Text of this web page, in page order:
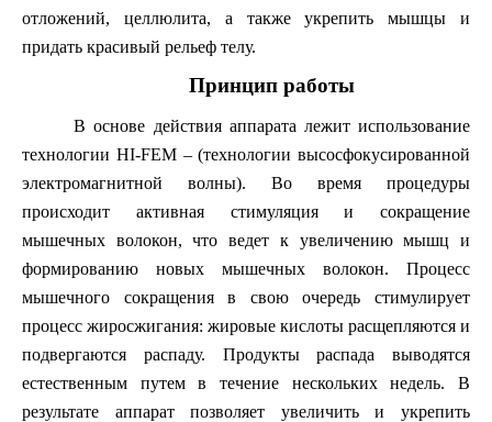
отложений, целлюлита, а также укрепить мышцы и
придать красивый рельеф телу.
Принцип работы
В основе действия аппарата лежит использование
технологии HI-FEM – (технологии высосфокусированной
электромагнитной волны). Во время процедуры
происходит активная стимуляция и сокращение
мышечных волокон, что ведет к увеличению мышц и
формированию новых мышечных волокон. Процесс
мышечного сокращения в свою очередь стимулирует
процесс жиросжигания: жировые кислоты расщепляются и
подвергаются распаду. Продукты распада выводятся
естественным путем в течение нескольких недель. В
результате аппарат позволяет увеличить и укрепить